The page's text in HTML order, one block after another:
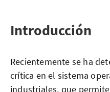
Introducción
Recientemente se ha
crítica en el sistema
industriales, que